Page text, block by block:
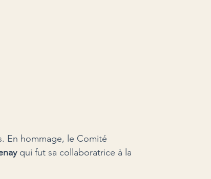
En hommage, le Comité
qui fut sa collaboratrice à la